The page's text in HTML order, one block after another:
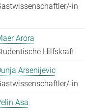
in
Arora
Hilfskraft
Arsenijevic
in
Asa